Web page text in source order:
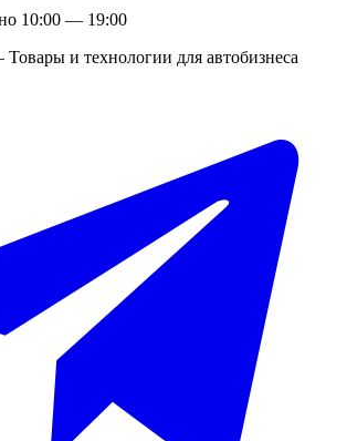
10:00 — 19:00
и технологии для автобизнеса